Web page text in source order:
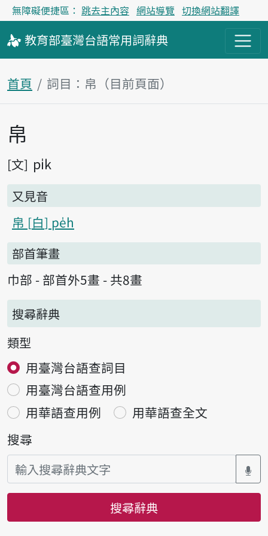
無障礙便捷區： 跳去主內容 網站導覽 切換網站翻譯
教育部臺灣台語常用詞辭典
首頁 詞目：帛（目前頁面）
主內容區塊
帛
文 pi̍k
又見音
帛 白 pe̍h
部首筆畫
巾部 - 部首外5畫 - 共8畫
搜尋辭典
類型
用臺灣台語查詞目
用臺灣台語查用例
用華語查用例
用華語查全文
搜尋
搜尋辭典